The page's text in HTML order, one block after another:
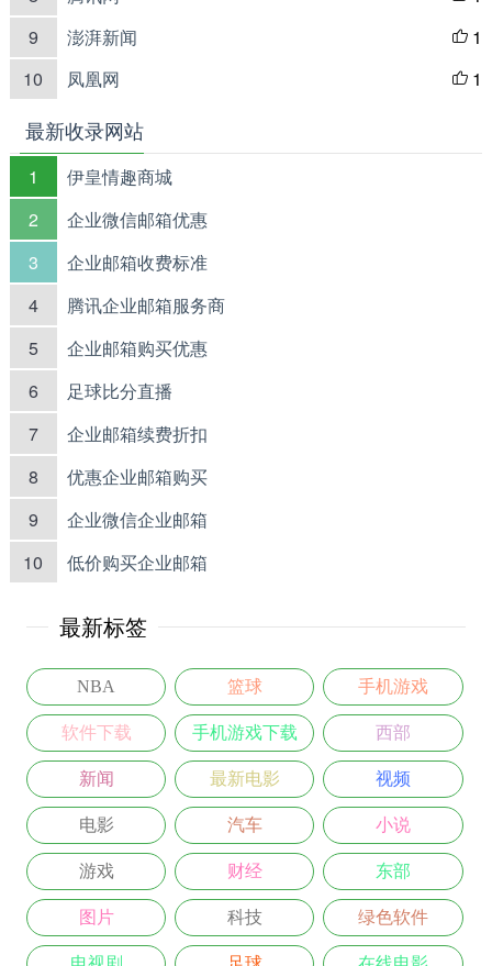
9
澎湃新闻  1
10
凤凰网  1
最新收录网站
1
伊皇情趣商城
2
企业微信邮箱优惠
3
企业邮箱收费标准
4
腾讯企业邮箱服务商
5
企业邮箱购买优惠
6
足球比分直播
7
企业邮箱续费折扣
8
优惠企业邮箱购买
9
企业微信企业邮箱
10
低价购买企业邮箱
最新标签
NBA 篮球 手机游戏
软件下载 手机游戏下载 西部
新闻 最新电影 视频
电影 汽车 小说
游戏 财经 东部
图片 科技 绿色软件